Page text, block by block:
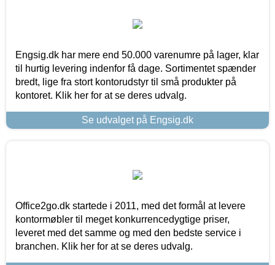
Engsig.dk har mere end 50.000 varenumre på lager, klar
til hurtig levering indenfor få dage. Sortimentet spænder
bredt, lige fra stort kontorudstyr til små produkter på
kontoret. Klik her for at se deres udvalg.
Se udvalget på Engsig.dk
Office2go.dk startede i 2011, med det formål at levere
kontormøbler til meget konkurrencedygtige priser,
leveret med det samme og med den bedste service i
branchen. Klik her for at se deres udvalg.